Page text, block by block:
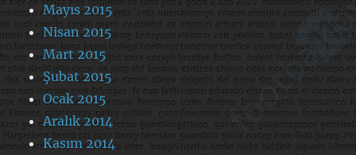
Mayıs 2015
Nisan 2015
Mart 2015
Şubat 2015
Ocak 2015
Aralık 2014
Kasım 2014